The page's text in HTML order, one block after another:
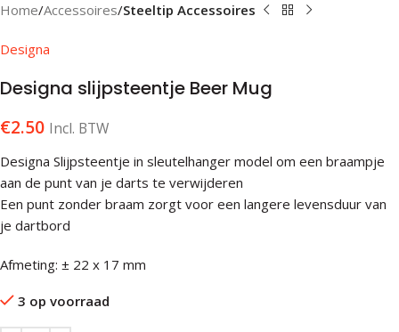
Home Accessoires Steeltip Accessoires
Designa
Designa slijpsteentje Beer Mug
€2.50 Incl. BTW
Designa Slijpsteentje in sleutelhanger model om een braampje
aan de punt van je darts te verwijderen
Een punt zonder braam zorgt voor een langere levensduur van
je dartbord
Afmeting: ± 22 x 17 mm
3 op voorraad